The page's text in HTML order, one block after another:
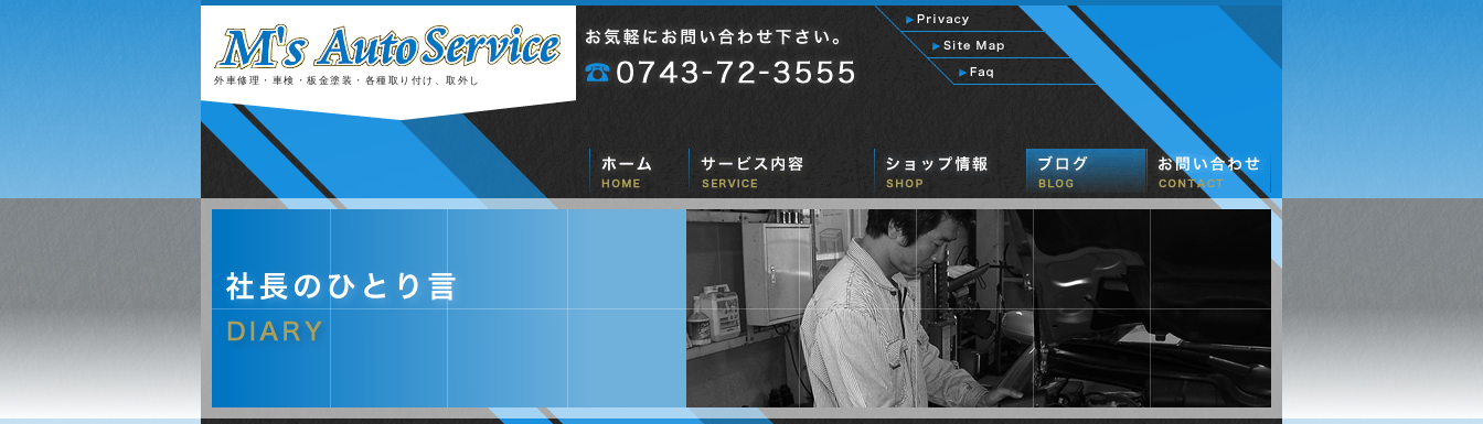
外車修理・車検・板金塗装・各種取り付け、取外し
自動車修理
車検整備
板金塗装
ETCHING
社長のひとり言
M'sキャンペーン
お客様自慢
中古車販売